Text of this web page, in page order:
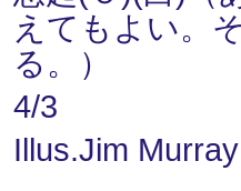
えてもよい。
る。）
4/3
Illus.Jim